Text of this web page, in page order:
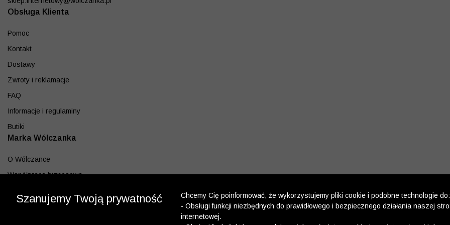
Obsługa Klienta
Pomoc
Kontakt
Dostawy
Zwroty i reklamacje
FAQ
Informacje i regulaminy
Butiki
Marka Wólczanka
O Wólczance
Współpraca biznesowa
Program lojalnościowy
Szanujemy Twoją prywatność
Chcemy Cię poinformować, że wykorzystujemy pliki cookie i podobne technologie do:
- Obsługi funkcji niezbędnych do prawidłowego i bezpiecznego działania naszej
internetowej.